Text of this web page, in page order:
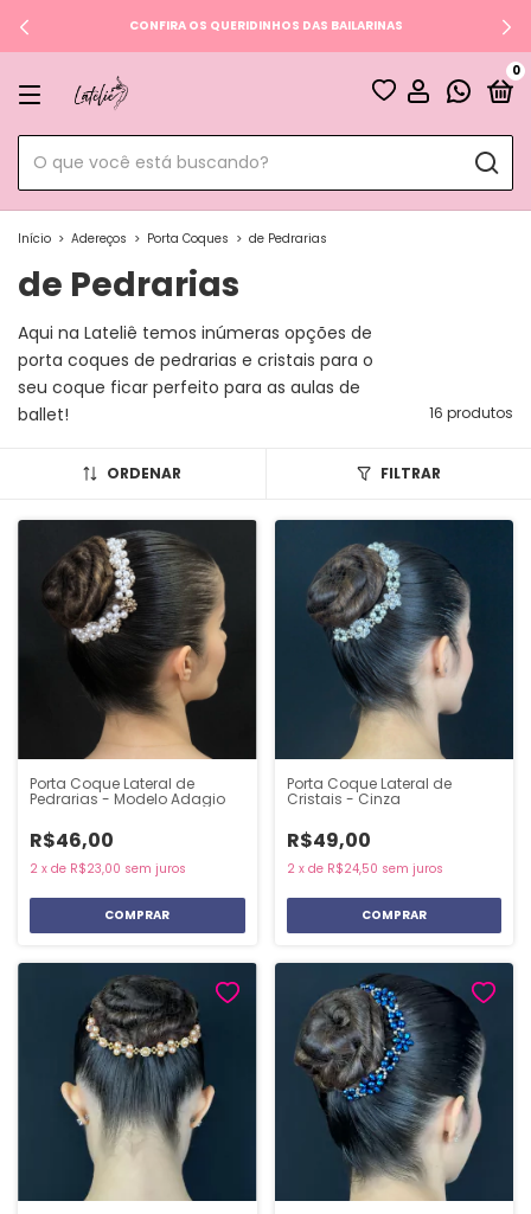
CONFIRA OS QUERIDINHOS DAS BAILARINAS
0
Início > Adereços > Porta Coques > de Pedrarias
de Pedrarias
Aqui na Lateliê temos inúmeras opções de
porta coques de pedrarias e cristais para o
seu coque ficar perfeito para as aulas de
ballet!
16 produtos
ORDENAR FILTRAR
Porta Coque Lateral de
Pedrarias - Modelo Adagio
R$46,00
2 x de R$23,00 sem juros
Porta Coque Lateral de
Cristais - Cinza
R$49,00
2 x de R$24,50 sem juros